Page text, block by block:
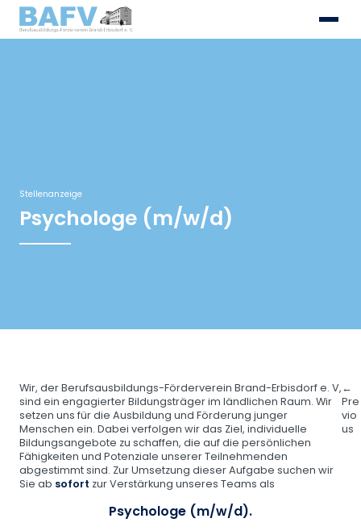
Skip
content
Stellenanzeige
Psychologe (m/w/d)
Wir, der Berufsausbildungs-Förderverein Brand-Erbisdorf e. V,
sind ein engagierter Bildungsträger im ländlichen Raum. Wir
setzen uns für die Ausbildung und Förderung junger
Menschen ein. Dabei verfolgen wir das Ziel, individuelle
Bildungsangebote zu schaffen, die auf die persönlichen
Fähigkeiten und Potenziale unserer Teilnehmenden
abgestimmt sind. Zur Umsetzung dieser Aufgabe suchen wir
Sie ab sofort zur Verstärkung unseres Teams als
Psychologe (m/w/d).
←
Pre
vio
us